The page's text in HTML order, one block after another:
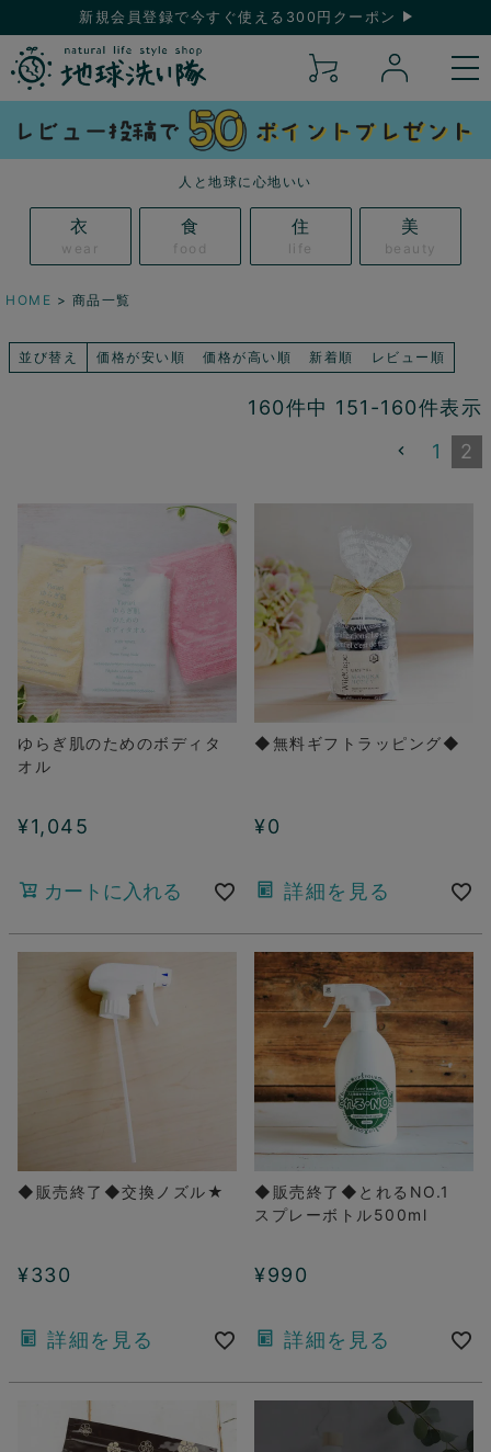
新規会員登録で今すぐ使える300円クーポン
人と地球に心地いい
衣
wear
食
food
住
life
美
beauty
HOME 商品一覧
並び替え 価格が安い順 価格が高い順 新着順 レビュー順
160件中 151 -160件表示
1
2
ゆらぎ肌のためのボディタ
オル
¥1,045
カートに入れる
◆無料ギフトラッピング◆
¥0
詳細を見る
◆販売終了◆交換ノズル★
¥330
詳細を見る
◆販売終了◆とれるNO.1
スプレーボトル500ml
¥990
詳細を見る